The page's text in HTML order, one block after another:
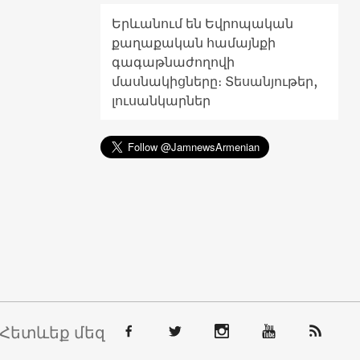
Երևանում են Եվրոպական
քաղաքական համայնքի
գագաթնաժողովի
մասնակիցները։ Տեսանյութեր,
լուսանկարներ
Հետևեք մեզ